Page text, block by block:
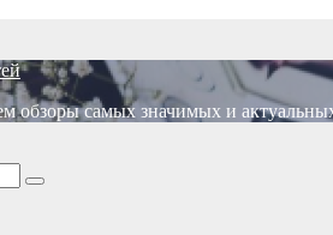
обзоры самых значимых и